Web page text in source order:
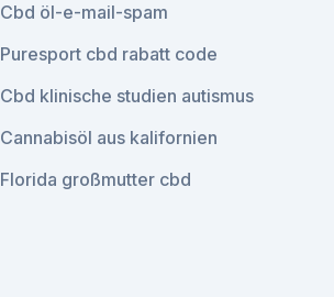
Cbd öl-e-mail-spam
Puresport cbd rabatt code
Cbd klinische studien autismus
Cannabisöl aus kalifornien
Florida großmutter cbd